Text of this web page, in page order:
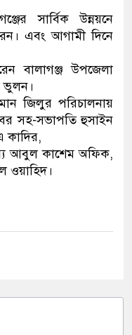
সার্বিক উন্নয়নে
এবং আগামী দিনে
বালাগঞ্জ উপজেলা
ভুলন।
জিলুর পরিচালনায়
সহ-সভাপতি হুসাইন
কাদির,
আবুল কাশেম অফিক,